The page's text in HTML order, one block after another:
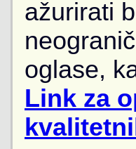
ažurirati
oglase,
Link za